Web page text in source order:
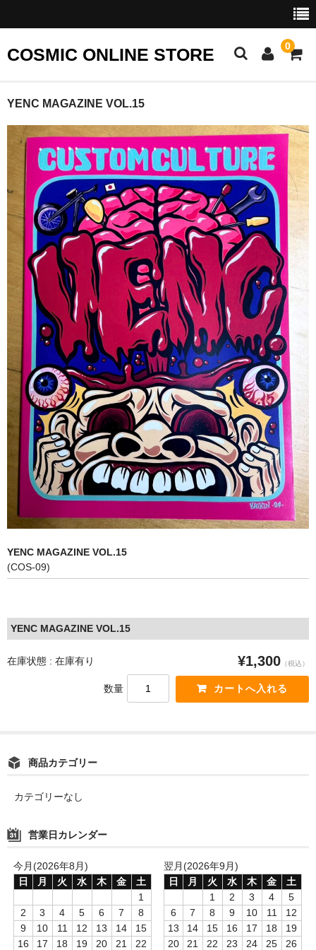
COSMIC ONLINE STORE 0
TOP
APPAREL
WEAR
T-SHIRT
CAP
STICKER
その他
PARTS
HANDLE
BODY
CONTROL
ENGINE
MISSION
SHEET
CART
ログイン
特定商取引法に基づく表記
YENC MAGAZINE VOL.15
YENC MAGAZINE VOL.15
(COS-09)
YENC MAGAZINE VOL.15
在庫状態 : 在庫有り ¥1,300 （税込）
数量
商品カテゴリー
カテゴリーなし
営業日カレンダー
今月(2026年8月)
日
月 火 水 木 金
土
1
2
3 4 5 6 7
8
9
10 11 12 13 14
15
16
17 18 19 20 21 22
翌月(2026年9月)
日
月 火 水 木 金
土
1
2 3 4
5
6
7 8 9 10 11
12
13
14 15 16 17 18
19
20
21 22 23 24 25 26